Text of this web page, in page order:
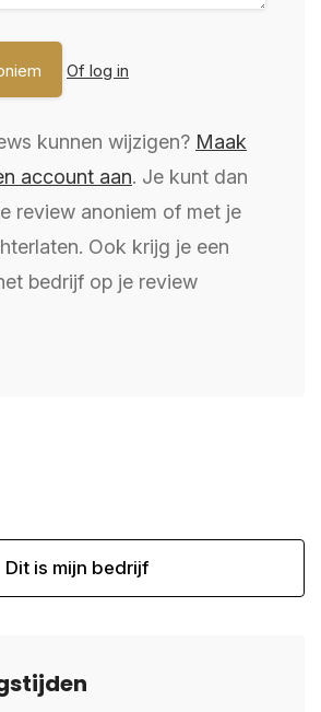
Of log in
kunnen wijzigen? Maak
account aan. Je kunt dan
review anoniem of met je
Ook krijg je een
bedrijf op je review
Dit is mijn bedrijf